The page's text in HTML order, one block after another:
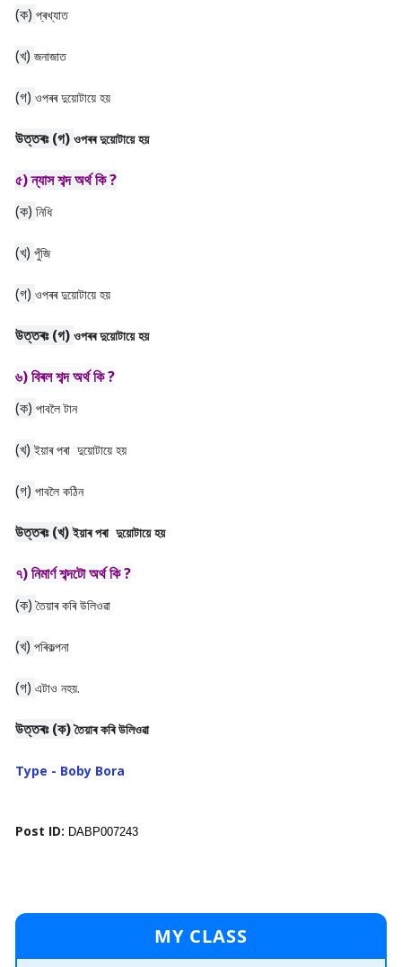
(ক) প্ৰখ্যাত
(খ) জনাজাত
(গ) ওপৰৰ দুয়োটায়ে হয়
উত্তৰঃ(গ) ওপৰৰ দুয়োটায়ে হয়
৫) ন্যাস শব্দ অৰ্থ কি ?
(ক) নিধি
(খ) পুঁজি
(গ) ওপৰৰ দুয়োটায়ে হয়
উত্তৰঃ(গ) ওপৰৰ দুয়োটায়ে হয়
৬) বিৰল শব্দ অৰ্থ কি ?
(ক) পাবলৈ টান
(খ)ইয়াৰ পৰা দুয়োটায়ে হয়
(গ) পাবলৈ কঠিন
উত্তৰঃ(খ)ইয়াৰ পৰা দুয়োটায়ে হয়
৭) নিমাৰ্ণ শব্দটো অৰ্থ কি ?
(ক)তৈয়াৰ কৰি উলিওৱা
(খ) পৰিকল্পনা
(গ) এটাও নহয়.
উত্তৰঃ(ক)তৈয়াৰ কৰি উলিওৱা
Type - Boby Bora
Post ID: DABP007243
MY CLASS